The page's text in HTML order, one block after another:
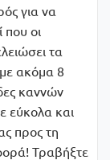
για να
που οι
τα
ακόμα 8
καννών
εύκολα και
προς τη
Τραβήξτε